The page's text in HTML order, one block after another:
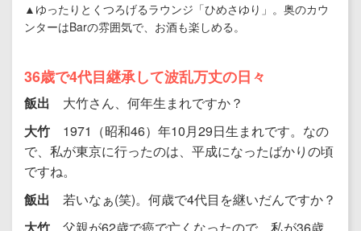
▲ゆったりとくつろげるラウンジ「ひめさゆり」。奥のカウ
ンターはBarの雰囲気で、お酒も楽しめる。
36歳で4代目継承して波乱万丈の日々
飯出 大竹さん、何年生まれですか？
大竹 1971（昭和46）年10月29日生まれです。なの
で、私が東京に行ったのは、平成になったばかりの頃
ですね。
飯出 若いなぁ(笑)。何歳で4代目を継いだんですか？